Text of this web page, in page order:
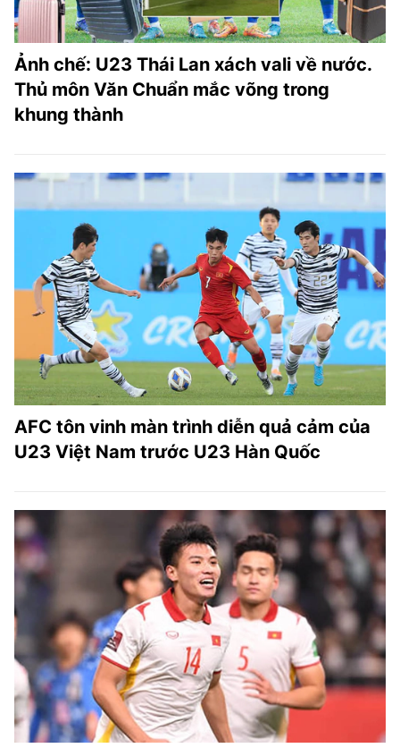
Ảnh chế: U23 Thái Lan xách vali về nước.
Thủ môn Văn Chuẩn mắc võng trong
khung thành
AFC tôn vinh màn trình diễn quả cảm của
U23 Việt Nam trước U23 Hàn Quốc